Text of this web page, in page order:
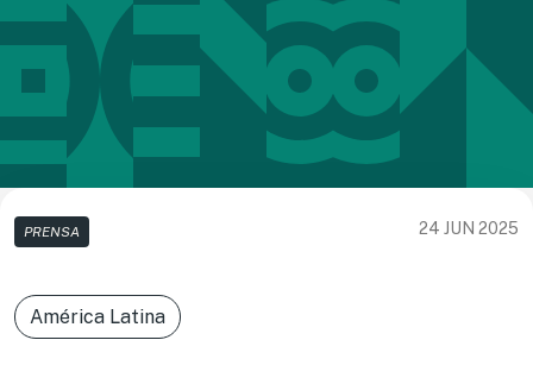
PRENSA 24 JUN 2025
América Latina